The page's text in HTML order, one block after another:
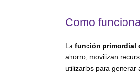
Como
Lafunción primordial
ahorro, movilizan
utilizarlos para generar